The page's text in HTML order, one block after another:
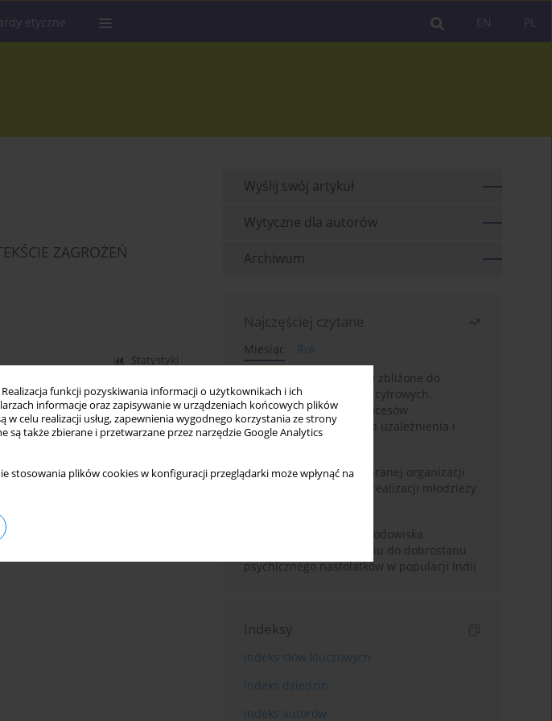
funkcji pozyskiwania informacji o użytkownikach i ich
informacje oraz zapisywanie w urządzeniach końcowych plików
celu realizacji usług, zapewnienia wygodnego korzystania ze strony
są także zbierane i przetwarzane przez narzędzie Google Analytics
stosowania plików cookies w konfiguracji przeglądarki może wpłynąć na
PL
EN
etyczne
ZAGROŻEŃ
Statystyki
Wyślij swój artykuł
Wytyczne dla autorów
Archiwum
Najczęściej czytane
Miesiąc
Rok
Loot boxy – mechanizmy zbliżone do
hazardu ukryte w grach cyfrowych.
Narracyjny przegląd procesów
psychologicznych, ryzyka uzależnienia i
regulacji prawnych
Znaczenie wsparcia wybranej organizacji
pozarządowej dla samorealizacji młodzieży
Badanie osobowości i środowiska
rodzinnego w odniesieniu do dobrostanu
psychicznego nastolatków w populacji Indii
Indeksy
Indeks słów kluczowych
Indeks dziedzin
Indeks autorów